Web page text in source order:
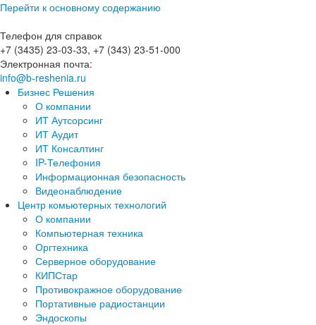
Перейти к основному содержанию
Телефон для справок
+7 (3435) 23-03-33, +7 (343) 23-51-000
Электронная почта:
info@b-reshenia.ru
Бизнес Решения
О компании
ИТ Аутсорсинг
ИТ Аудит
ИТ Консалтинг
IP-Телефония
Информационная безопасность
Видеонаблюдение
Центр комьютерных технологий
О компании
Компьютерная техника
Оргтехника
Серверное оборудование
КИПСтар
Противокражное оборудование
Портативные радиостанции
Эндоскопы